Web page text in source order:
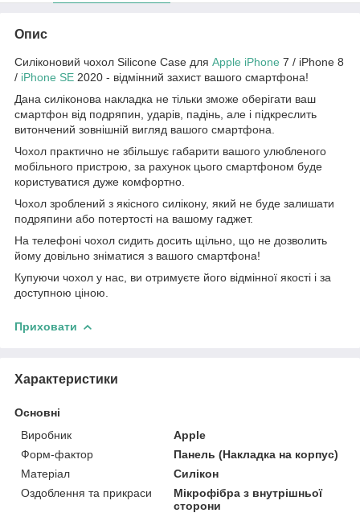
Опис
Силіконовий чохол Silicone Case для Apple iPhone 7 / iPhone 8
/ iPhone SE 2020 - відмінний захист вашого смартфона!
Дана силіконова накладка не тільки зможе оберігати ваш
смартфон від подряпин, ударів, падінь, але і підкреслить
витончений зовнішній вигляд вашого смартфона.
Чохол практично не збільшує габарити вашого улюбленого
мобільного пристрою, за рахунок цього смартфоном буде
користуватися дуже комфортно.
Чохол зроблений з якісного силікону, який не буде залишати
подряпини або потертості на вашому гаджет.
На телефоні чохол сидить досить щільно, що не дозволить
йому довільно зніматися з вашого смартфона!
Купуючи чохол у нас, ви отримуєте його відмінної якості і за
доступною ціною.
Приховати
Характеристики
Основні
Виробник
Apple
Форм-фактор
Панель (Накладка на корпус)
Матеріал
Силікон
Оздоблення та прикраси
Мікрофібра з внутрішньої
сторони